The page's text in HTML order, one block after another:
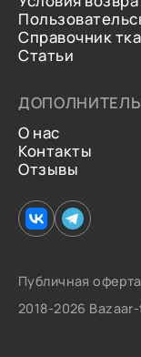
Справочник
Статьи
О нас
Контакты
Отзывы
Публичная
2018-2026